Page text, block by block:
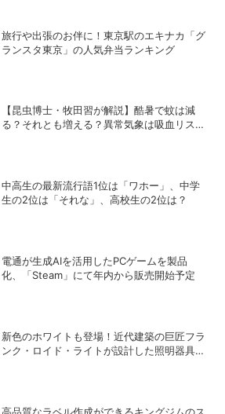
旅行や出張のお伴に！東京駅のエキナカ「グ
ランスタ東京」の人気弁当ランキング
【昆虫博士・牧田習が解説】酷暑で蚊は減
る？それとも増える？異常気象は吸血リスク
中高生の最新流行語1位は「ワホー」、中学
生の2位は「それな」、高校生の2位は？
電通が生成AIを活用したPCゲームを製品
化、「Steam」にて年内から販売開始予定
新色のホワイトも登場！近代建築の巨匠フラ
ンク・ロイド・ライトが設計した照明器具の